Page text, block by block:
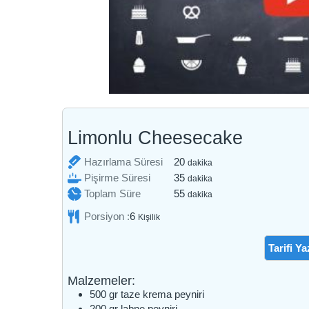
Limonlu Cheesecake
Hazırlama Süresi 20dakika
dakika
Pişirme Süresi 35dakika
dakika
Toplam Süre 55dakika
dakika
Porsiyon :6 Kişilik
Tarifi
Malzemeler:
500 gr taze krema peyniri